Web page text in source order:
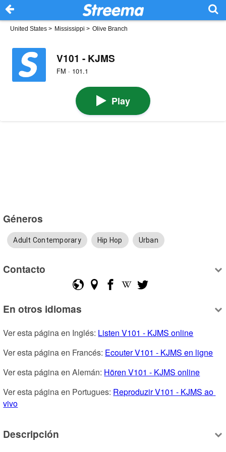
United States > Mississippi > Olive Branch
V101 - KJMS
FM · 101.1
Play
Géneros
Adult Contemporary Hip Hop Urban
Contacto
En otros idiomas
Ver esta página en Inglés: Listen V101 - KJMS online
Ver esta página en Francés: Ecouter V101 - KJMS en ligne
Ver esta página en Alemán: Hören V101 - KJMS online
Ver esta página en Portugues: Reproduzir V101 - KJMS ao
vivo
Descripción